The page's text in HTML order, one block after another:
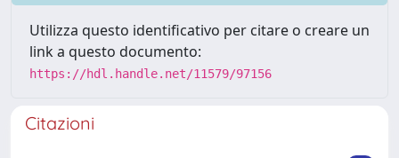
Utilizza questo identificativo per citare o creare un
link a questo documento:
https://hdl.handle.net/11579/97156
Citazioni